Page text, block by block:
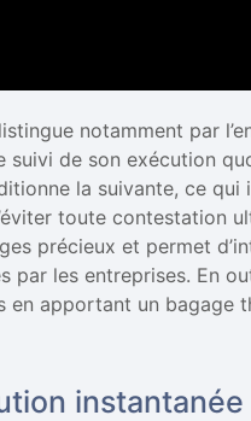
notamment par
suivi de son exécution
la suivante, ce qui
toute contestation
précieux et permet
les entreprises. En
en apportant un bagage
instantanée